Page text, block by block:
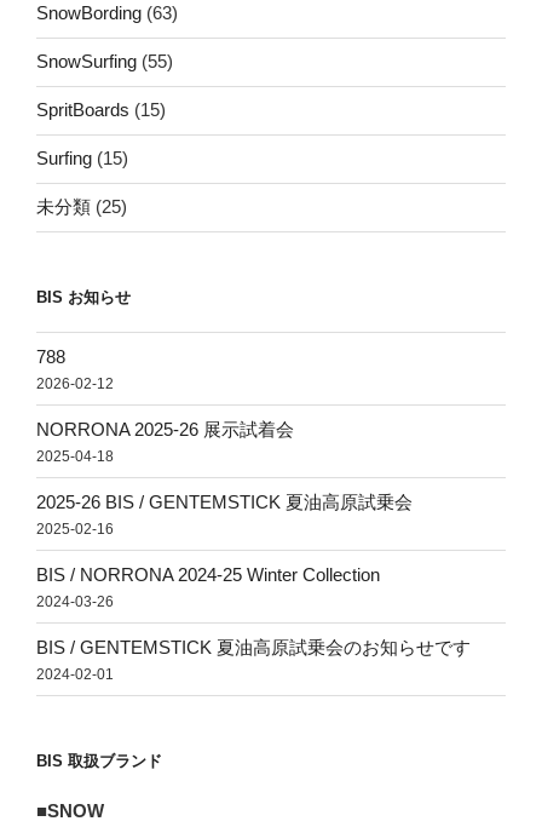
SnowBording (63)
SnowSurfing (55)
SpritBoards (15)
Surfing (15)
未分類 (25)
BIS お知らせ
788
2026-02-12
NORRONA 2025-26 展示試着会
2025-04-18
2025-26 BIS / GENTEMSTICK 夏油高原試乗会
2025-02-16
BIS / NORRONA 2024-25 Winter Collection
2024-03-26
BIS / GENTEMSTICK 夏油高原試乗会のお知らせです
2024-02-01
BIS 取扱ブランド
■SNOW